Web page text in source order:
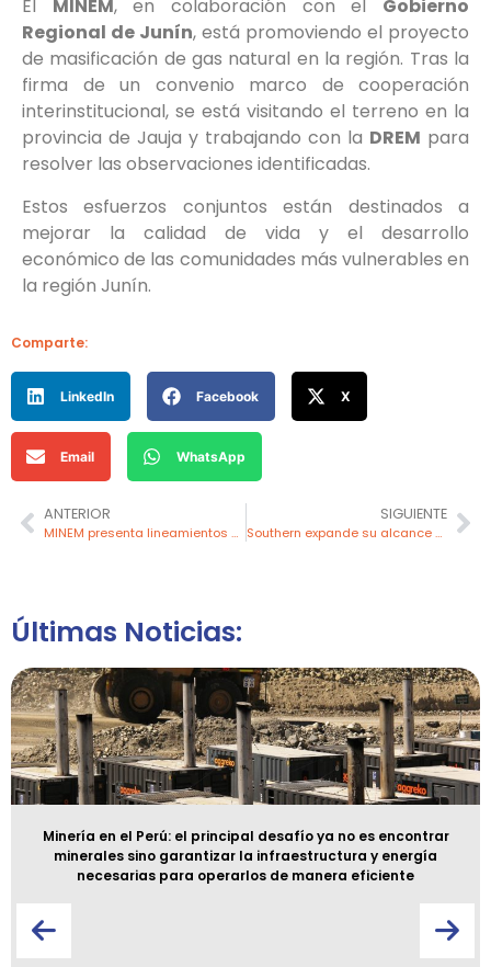
El MINEM, en colaboración con el Gobierno
Regional de Junín, está promoviendo el proyecto
de masificación de gas natural en la región. Tras la
firma de un convenio marco de cooperación
interinstitucional, se está visitando el terreno en la
provincia de Jauja y trabajando con la DREM para
resolver las observaciones identificadas.
Estos esfuerzos conjuntos están destinados a
mejorar la calidad de vida y el desarrollo
económico de las comunidades más vulnerables en
la región Junín.
Comparte:
LinkedIn Facebook X
Email WhatsApp
ANTERIOR
MINEM presenta lineamientos para el Plan de Participación Ciudadana en proyectos eléctricos
SIGUIENTE
Southern expande su alcance con nuevas concesiones mineras en Lima y Áncash
Últimas Noticias:
Minería en el Perú: el principal desafío ya no es encontrar
minerales sino garantizar la infraestructura y energía
necesarias para operarlos de manera eficiente